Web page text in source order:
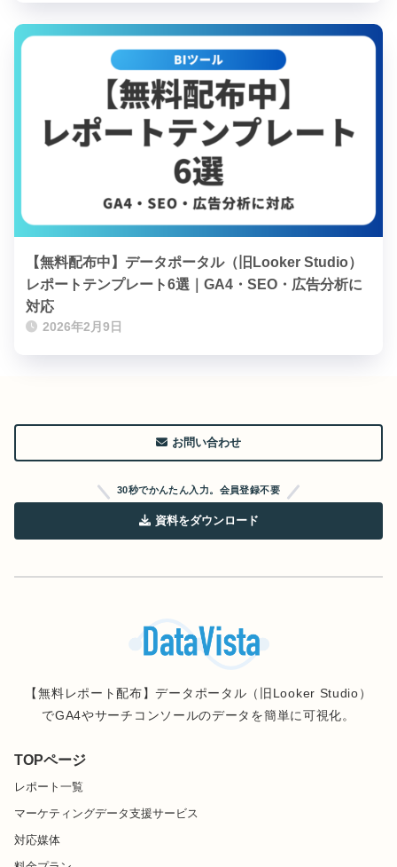
【無料配布中】データポータル（旧Looker Studio）
レポートテンプレート6選｜GA4・SEO・広告分析に
対応
2026年2月9日
お問い合わせ
30秒でかんたん入力。会員登録不要
資料をダウンロード
【無料レポート配布】データポータル（旧Looker Studio）
でGA4やサーチコンソールのデータを簡単に可視化。
TOPページ
レポート一覧
マーケティングデータ支援サービス
対応媒体